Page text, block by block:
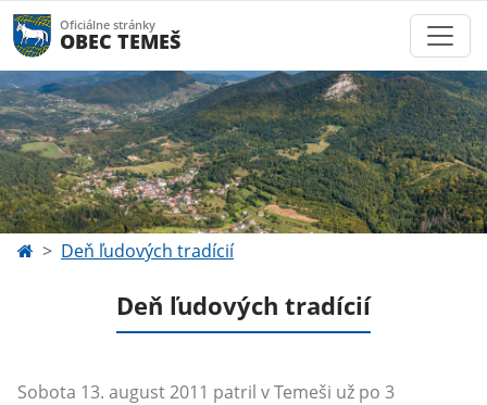
Oficiálne stránky
OBEC TEMEŠ
Deň ľudových tradícií
Deň ľudových tradícií
Sobota 13. august 2011 patril v Temeši už po 3